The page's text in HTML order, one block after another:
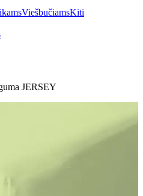
ViešbučiamsKiti
JERSEY